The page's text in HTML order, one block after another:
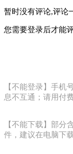
暂时没有评论,评论
您需要登录后才能
【不能登录】手机
息不互通；请用付
【不能下载】部分
件，建议在电脑下